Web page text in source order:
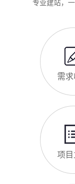
专业建站，
需
项